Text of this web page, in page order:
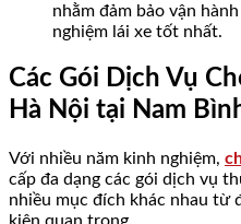
nhằm đảm bảo vận
nghiệm lái xe tốt nhất.
Các Gói Dịch Vụ
Hà Nội tại Nam
Với nhiều năm kinh nghiệm,
cấp đa dạng các gói dịch vụ
nhiều mục đích khác nhau từ